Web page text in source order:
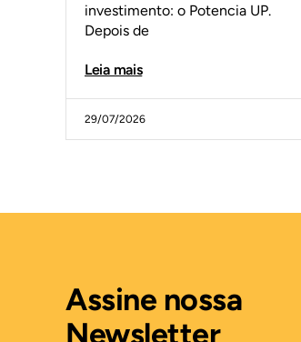
investimento: o Potencia UP.
Depois de
Leia mais
29/07/2026
Assine nossa
Newsletter